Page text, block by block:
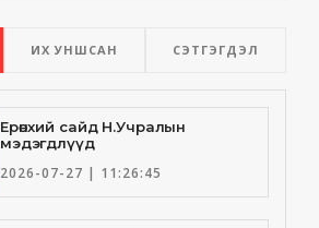
ИХ УНШСАН СЭТГЭГДЭЛ
Ерөнхий сайд Н.Учралын
мэдэгдлүүд
2026-07-27 | 11:26:45